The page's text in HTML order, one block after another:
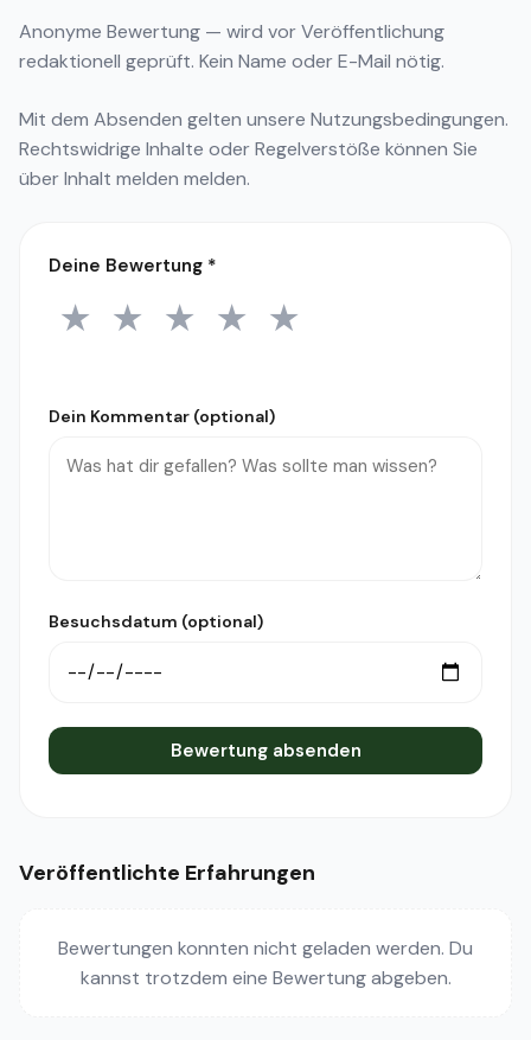
Anonyme Bewertung — wird vor Veröffentlichung
redaktionell geprüft. Kein Name oder E-Mail nötig.
Mit dem Absenden gelten unsere Nutzungsbedingungen.
Rechtswidrige Inhalte oder Regelverstöße können Sie
überInhalt melden melden.
Deine Bewertung *
1 Stern
★ 2 Sterne
★ 3 Sterne
★ 4 Sterne
★ 5 Sterne
★
Dein Kommentar (optional)
Besuchsdatum (optional)
Bewertung absenden
Veröffentlichte Erfahrungen
Bewertungen konnten nicht geladen werden. Du
kannst trotzdem eine Bewertung abgeben.